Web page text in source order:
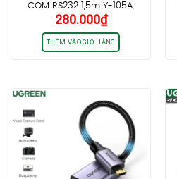
COM RS232 1,5m Y-105A,
kèm đầu chuyển DB9F sang
280.000₫
THÊM VÀO GIỎ HÀNG